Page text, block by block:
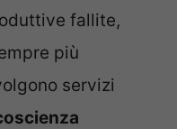
fallite,
più
servizi